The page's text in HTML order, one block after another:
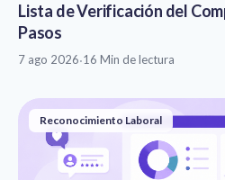
Lista de Verificación del
Pasos
7 ago 2026·16 Min de lectura
Reconocimiento Laboral